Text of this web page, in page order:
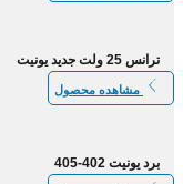
ترانس 25 ولت جدید یونیت
مشاهده محصول
برد یونیت 402-405